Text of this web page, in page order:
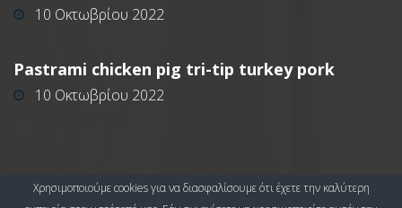
10 Οκτωβρίου 2022
Pastrami chicken pig tri-tip turkey pork
10 Οκτωβρίου 2022
Χρησιμοποιούμε cookies για να διασφαλίσουμε ότι έχετε την καλύτερη